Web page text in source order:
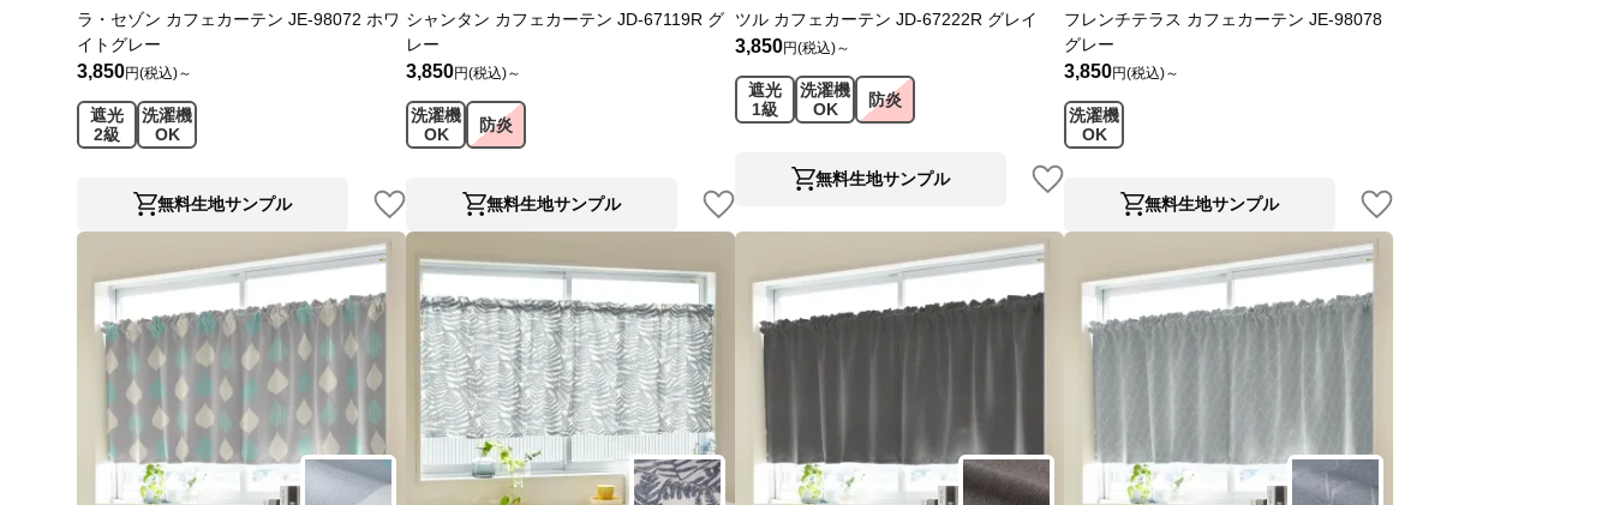
ラ・セゾン カフェカーテン JE-98072 ホワ
イトグレー
3,850円(税込)～
遮光
2級
洗濯機
OK
無料生地サンプル
シャンタン カフェカーテン JD-67119R グ
レー
3,850円(税込)～
洗濯機
OK
防炎
無料生地サンプル
ツル カフェカーテン JD-67222R グレイ
3,850円(税込)～
遮光
1級
洗濯機
OK
防炎
無料生地サンプル
フレンチテラス カフェカーテン JE-98078
グレー
3,850円(税込)～
洗濯機
OK
無料生地サンプル